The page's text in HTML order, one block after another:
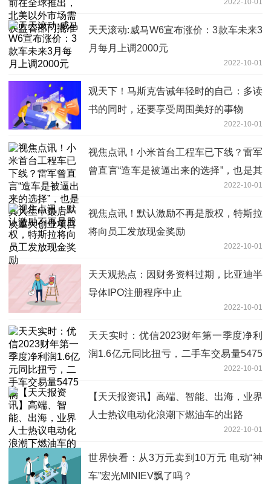
天天滚动:威马W6宣布涨价：3款车未来3
月每月上调2000元
2022-10-01
观天下！马斯克告诫年轻时的自己：多读
书的同时，还要享受周围美好的事物
2022-10-01
视焦点讯！小米首台工程车已下线？雷军
曾直言“造车是被逼出来的选择”，也是其
2022-10-01
视焦点讯！默认激励不再是股权，特斯拉
将向员工发放现金奖励
2022-10-01
天天观热点：因财务资料过期，比亚迪半
导体IPO注册程序中止
2022-10-01
天天实时：优信2023财年第一季度净利
润1.6亿元同比扭亏，二手车交易量5475
2022-10-01
【天天报资讯】高端、智能、出海，业界
人士热议电动化浪潮下燃油车的出路
2022-10-01
世界快看：从3万元卖到10万元 电动“神
车”宏光MINIEV飘了吗？